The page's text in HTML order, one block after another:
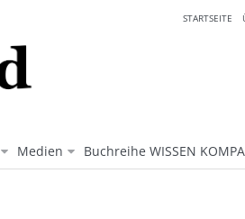
Medien Buchreihe WISSEN
STARTSEITE